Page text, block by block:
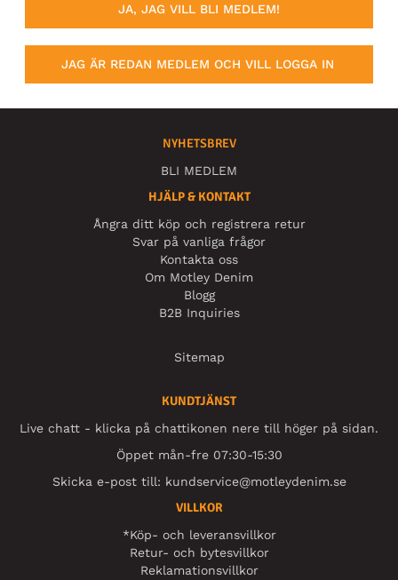
JA, JAG VILL BLI MEDLEM!
JAG ÄR REDAN MEDLEM OCH VILL LOGGA IN
NYHETSBREV
BLI MEDLEM
HJÄLP & KONTAKT
Ångra ditt köp och registrera retur
Svar på vanliga frågor
Kontakta oss
Om Motley Denim
Blogg
B2B Inquiries
Sitemap
KUNDTJÄNST
Live chatt - klicka på chattikonen nere till höger på sidan.
Öppet mån-fre 07:30-15:30
Skicka e-post till: kundservice@motleydenim.se
VILLKOR
*Köp- och leveransvillkor
Retur- och bytesvillkor
Reklamationsvillkor